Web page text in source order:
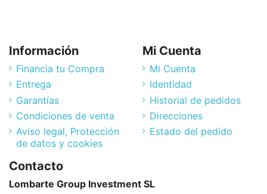
Información
Financia tu Compra
Entrega
Garantías
Condiciones de venta
Aviso legal, Protección
de datos y cookies
Mi Cuenta
Mi Cuenta
Identidad
Historial de pedidos
Direcciones
Estado del pedido
Contacto
Lombarte Group Investment SL